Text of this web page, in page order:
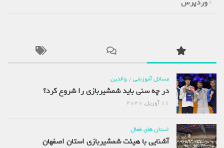
مسائل آموزشی/والدین
در چه سنی باید شمشیربازی را شروع کرد؟
استان های فعال
آشنایی با هیئت شمشیربازی استان اصفهان